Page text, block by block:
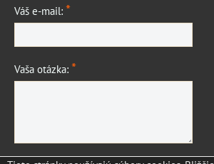
Váš e-mail: *
Vaša otázka: *